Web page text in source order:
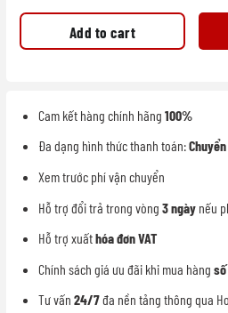
Add to cart
Cam kết hàng chính hãng 100%
Đa dạng hình thức thanh toán:
Xem trước phí vận chuyển
Hỗ trợ đổi trả trong vòng 3 ngày nếu
Hỗ trợ xuấthóa đơn VAT
Chính sách giá ưu đãi khi mua hàng
Tư vấn 24/7đa nền tảng thông qua